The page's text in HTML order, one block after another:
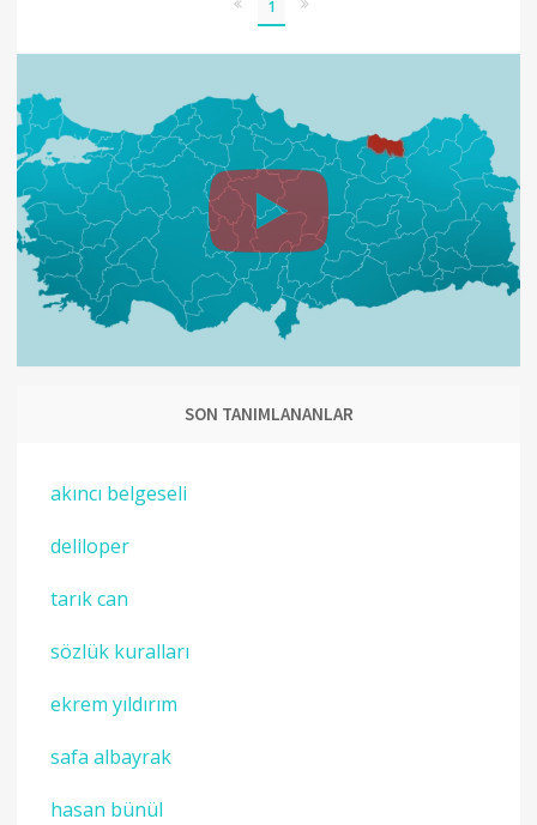
1
SON TANIMLANANLAR
akıncı belgeseli
deliloper
tarık can
sözlük kuralları
ekrem yıldırım
safa albayrak
hasan bünül